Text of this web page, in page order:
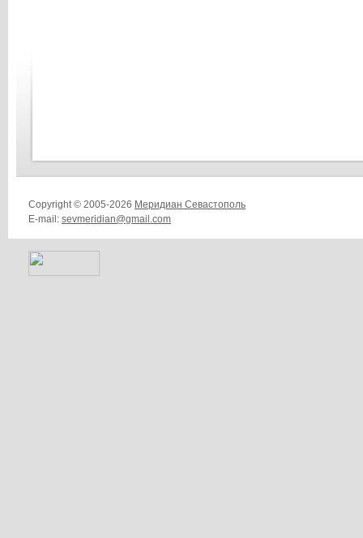
Copyright © 2005-2026 Меридиан Севастополь
E-mail: sevmeridian@gmail.com